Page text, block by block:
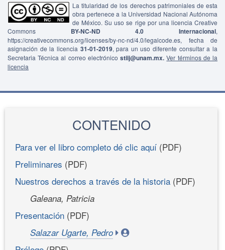
La titularidad de los derechos patrimoniales de esta
obra pertenece a la Universidad Nacional Autónoma
de México. Su uso se rige por una licencia Creative
Commons BY-NC-ND 4.0 Internacional,
https://creativecommons.org/licenses/by-nc-nd/4.0/legalcode.es, fecha de
asignación de la licencia 31-01-2019, para un uso diferente consultar a la
Secretaria Técnica al correo electrónicostiij@unam.mx. Ver términos de la
licencia
CONTENIDO
Para ver el libro completo dé clic aquí (PDF)
Preliminares (PDF)
Nuestros derechos a través de la historia (PDF)
Galeana, Patricia
Presentación (PDF)
Salazar Ugarte, Pedro